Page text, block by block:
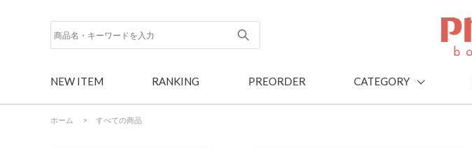
NEW ITEM RANKING PREORDER CATEGORY
ホーム > すべての商品